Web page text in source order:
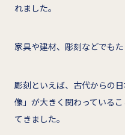
れました。
家具や建材、彫刻などでも
彫刻といえば、古代からの
像」が大きく関わっている
てきました。